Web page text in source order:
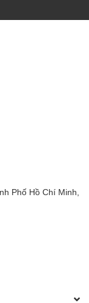
Phố Hồ Chí Minh,